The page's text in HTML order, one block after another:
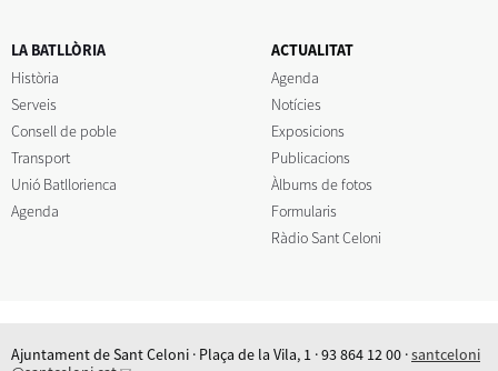
LA BATLLÒRIA
Història
Serveis
Consell de poble
Transport
Unió Batllorienca
Agenda
ACTUALITAT
Agenda
Notícies
Exposicions
Publicacions
Àlbums de fotos
Formularis
Ràdio Sant Celoni
Ajuntament de Sant Celoni · Plaça de la Vila, 1 · 93 864 12 00 ·santceloni